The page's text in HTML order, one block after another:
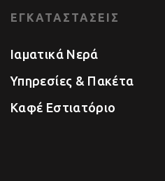
Κυριακή
9:00 -
ΕΓΚΑΤΑΣΤΆΣΕΙΣ
Ιαματικά Νερά
Υπηρεσίες & Πακέτα
Καφέ Εστιατόριο